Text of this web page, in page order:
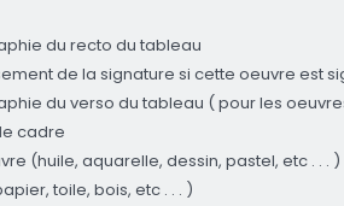
du recto du tableau
de la signature si cette oeuvre est
du verso du tableau ( pour les
cadre
(huile, aquarelle, dessin, pastel, etc . . . )
toile, bois, etc . . . )